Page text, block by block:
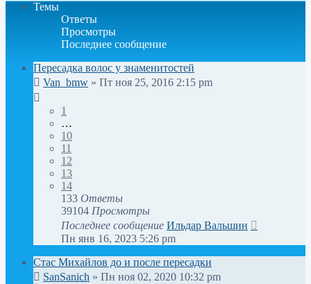
Темы
Ответы
Просмотры
Последнее сообщение
Пересадка волос у знаменитостей
Van_bmw » Пт ноя 25, 2016 2:15 pm
1
…
10
11
12
13
14
133 Ответы
39104 Просмотры
Последнее сообщение Ильдар Вальшин
Пн янв 16, 2023 5:26 pm
Стас Михайлов до и после пересадки
SanSanich » Пн ноя 02, 2020 10:32 pm